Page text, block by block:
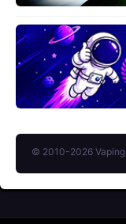
© 2010-2026